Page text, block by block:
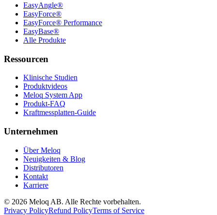
EasyAngle®
EasyForce®
EasyForce® Performance
EasyBase®
Alle Produkte
Ressourcen
Klinische Studien
Produktvideos
Meloq System App
Produkt-FAQ
Kraftmessplatten-Guide
Unternehmen
Über Meloq
Neuigkeiten & Blog
Distributoren
Kontakt
Karriere
© 2026 Meloq AB. Alle Rechte vorbehalten.
Privacy PolicyRefund PolicyTerms of Service